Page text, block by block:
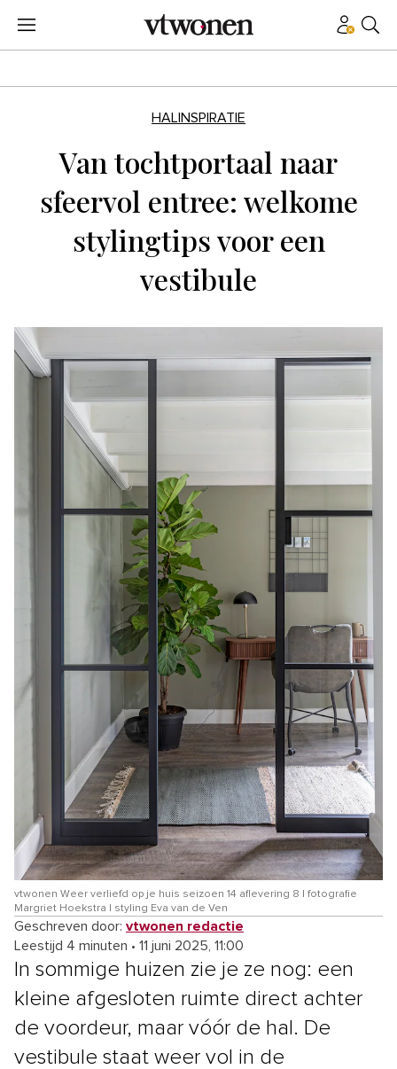
HALINSPIRATIE
Van tochtportaal naar
sfeervol entree: welkome
stylingtips voor een
vestibule
vtwonen Weer verliefd op je huis seizoen 14 aflevering 8 | fotografie
Margriet Hoekstra | styling Eva van de Ven
Geschreven door: vtwonen redactie
Leestijd 4 minuten • 11 juni 2025, 11:00
In sommige huizen zie je ze nog: een
kleine afgesloten ruimte direct achter
de voordeur, maar vóór de hal. De
vestibule staat weer vol in de